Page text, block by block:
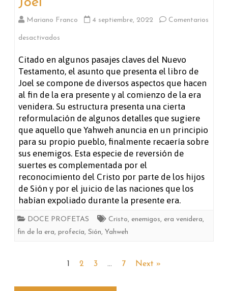
Mariano Franco 4 septiembre, 2022 Comentarios
desactivados
Joel
Citado en algunos pasajes claves del Nuevo
Testamento, el asunto que presenta el libro de
Joel se compone de diversos aspectos que hacen
al fin de la era presente y al comienzo de la era
venidera. Su estructura presenta una cierta
reformulación de algunos detalles que sugiere
que aquello que Yahweh anuncia en un principio
para su propio pueblo, finalmente recaería sobre
sus enemigos. Esta especie de reversión de
suertes es complementada por el
reconocimiento del Cristo por parte de los hijos
de Sión y por el juicio de las naciones que los
habían expoliado durante la presente era.
DOCE PROFETAS Cristo, enemigos, era venidera,
fin de la era, profecía, Sión, Yahweh
1 2 3 … 7 Next »